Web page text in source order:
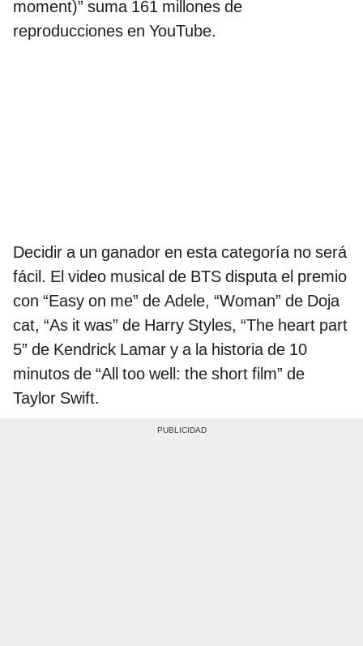
moment)” suma 161 millones de
reproducciones en YouTube.
Decidir a un ganador en esta categoría no será
fácil. El video musical de BTS disputa el premio
con “Easy on me” de Adele, “Woman” de Doja
cat, “As it was” de Harry Styles, “The heart part
5” de Kendrick Lamar y a la historia de 10
minutos de “All too well: the short film” de
Taylor Swift.